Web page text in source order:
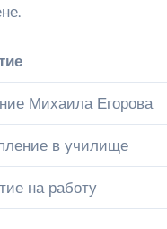
Михаила Егорова
в училище
на работу